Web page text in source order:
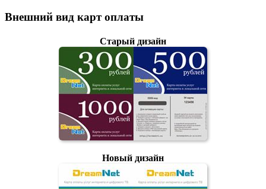
Внешний вид карт оплаты
Старый дизайн
Новый дизайн